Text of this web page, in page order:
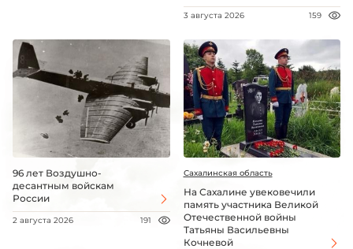
3 августа 2026 159
96 лет Воздушно-
десантным войскам
России
2 августа 2026 191
Сахалинская область
На Сахалине увековечили
память участника Великой
Отечественной войны
Татьяны Васильевны
Кочневой